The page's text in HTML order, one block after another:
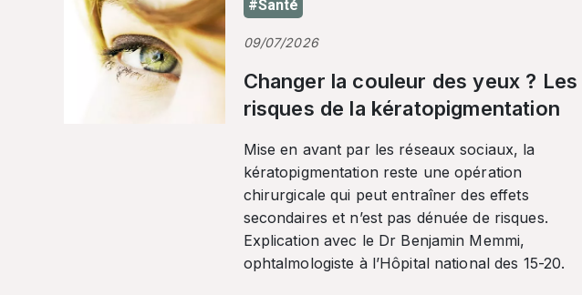
#Santé
09/07/2026
Changer la couleur des yeux ? Les
risques de la kératopigmentation
Mise en avant par les réseaux sociaux, la
kératopigmentation reste une opération
chirurgicale qui peut entraîner des effets
secondaires et n’est pas dénuée de risques.
Explication avec le Dr Benjamin Memmi,
ophtalmologiste à l’Hôpital national des 15-20.